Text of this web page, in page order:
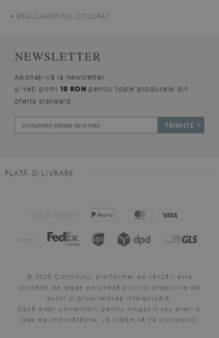
REGULAMENTUL COLORAY
NEWSLETTER
Abonați-vă la newsletter
și veți primi 10 RON pentru toate produsele din
oferta standard.
TRIMITE
PLATĂ ȘI LIVRARE
Opţiuni de plată:
Livrare:
© 2025 Conținutul platformei de vânzări este
protejat de legea poloneză privind drepturile de
autor și proprietatea intelectuală.
Dacă aveți comentarii pentru magazin sau aveți o
idee de îmbunătățire, vă rugăm să ne contactați.